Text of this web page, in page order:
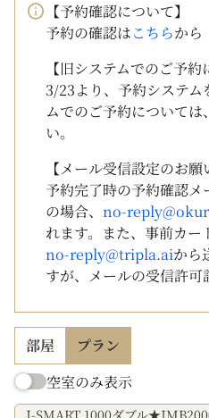
【予約確認について】
予約の確認はこちらから
【旧システムでのご予約
3/23より、予約システ
ムでのご予約については、
い。
【メール受信設定のお願
予約完了時の予約確認
の場合、 no-
れます。また、事前カー
no-reply@tripla.aiから
すが、メールの受信許可
部屋 プラン
空室のみ表示
J-SMART 1000ダブル